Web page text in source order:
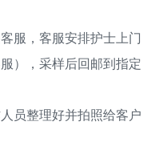
，客服安排护士上门
），采样后回邮到指定
整理好并拍照给客户